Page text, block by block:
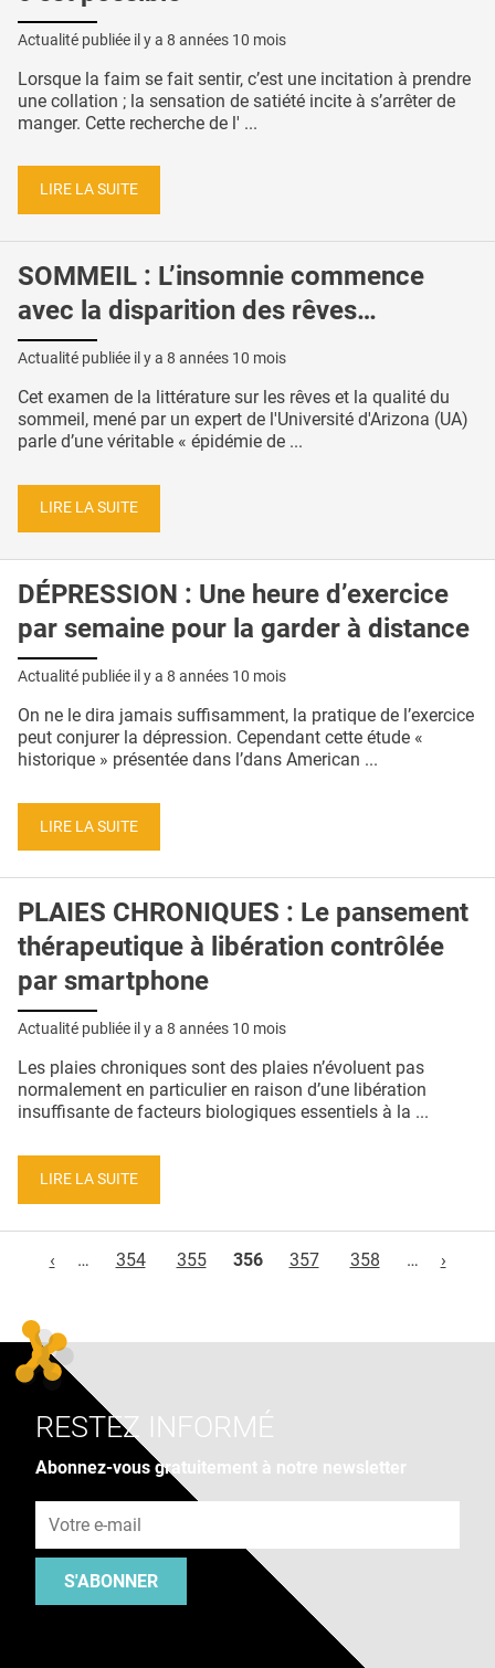
Actualité publiée il y a 8 années 10 mois
Lorsque la faim se fait sentir, c’est une incitation à prendre
une collation ; la sensation de satiété incite à s’arrêter de
manger. Cette recherche de l' ...
LIRE LA SUITE
SOMMEIL : L’insomnie commence
avec la disparition des rêves…
Actualité publiée il y a 8 années 10 mois
Cet examen de la littérature sur les rêves et la qualité du
sommeil, mené par un expert de l'Université d'Arizona (UA)
parle d’une véritable « épidémie de ...
LIRE LA SUITE
DÉPRESSION : Une heure d’exercice
par semaine pour la garder à distance
Actualité publiée il y a 8 années 10 mois
On ne le dira jamais suffisamment, la pratique de l’exercice
peut conjurer la dépression. Cependant cette étude «
historique » présentée dans l’dans American ...
LIRE LA SUITE
PLAIES CHRONIQUES : Le pansement
thérapeutique à libération contrôlée
par smartphone
Actualité publiée il y a 8 années 10 mois
Les plaies chroniques sont des plaies n’évoluent pas
normalement en particulier en raison d’une libération
insuffisante de facteurs biologiques essentiels à la ...
LIRE LA SUITE
‹
… 354 355 356 357 358 … ›
RESTEZ INFORMÉ
Abonnez-vous gratuitement à notre newsletter
S'ABONNER